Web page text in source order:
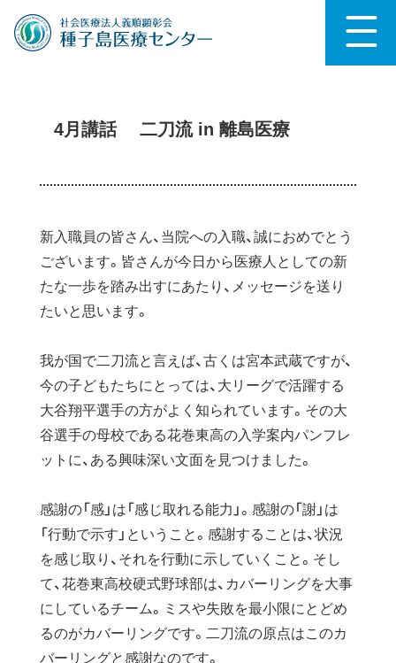
4月講話 二刀流 in 離島医療
新入職員の皆さん、当院への入職、誠におめでとう
ございます。皆さんが今日から医療人としての新
たな一歩を踏み出すにあたり、メッセージを送り
たいと思います。
我が国で二刀流と言えば、古くは宮本武蔵ですが、
今の子どもたちにとっては、大リーグで活躍する
大谷翔平選手の方がよく知られています。その大
谷選手の母校である花巻東高の入学案内パンフレ
ットに、ある興味深い文面を見つけました。
感謝の「感」は「感じ取れる能力」。感謝の「謝」は
「行動で示す」ということ。感謝することは、状況
を感じ取り、それを行動に示していくこと。そし
て、花巻東高校硬式野球部は、カバーリングを大事
にしているチーム。ミスや失敗を最小限にとどめ
るのがカバーリングです。二刀流の原点はこのカ
バーリングと感謝なのです。